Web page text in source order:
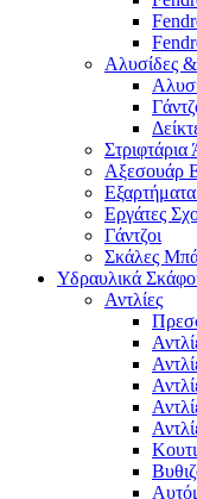
Αλυσίδες
Στριφτάρια
Αξεσουάρ
Εργάτες
Γάντζοι
Σκάλες
Υδραυλικά
Αντλίες